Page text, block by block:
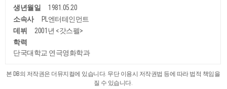
생년월일
1981.05.20
소속사
PL엔터테인먼트
데뷔
2001년 <갓스펠>
학력
단국대학교 연극영화학과
본 DB의 저작권은 더뮤지컬에 있습니다. 무단 이용시 저작권법 등에 따라 법적 책임을
질 수 있습니다.